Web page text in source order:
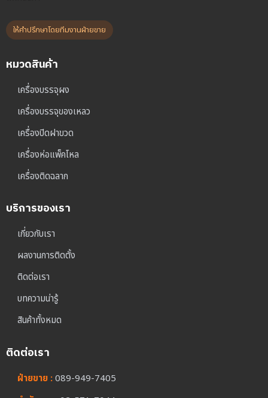
ให้คำปรึกษาโดยทีมงานฝ่ายขาย
หมวดสินค้า
เครื่องบรรจุผง
เครื่องบรรจุของเหลว
เครื่องปิดฝาขวด
เครื่องห่อแพ็คโหล
เครื่องติดฉลาก
บริการของเรา
เกี่ยวกับเรา
ผลงานการติดตั้ง
ติดต่อเรา
บทความน่ารู้
สินค้าทั้งหมด
ติดต่อเรา
ฝ่ายขาย :089-949-7405